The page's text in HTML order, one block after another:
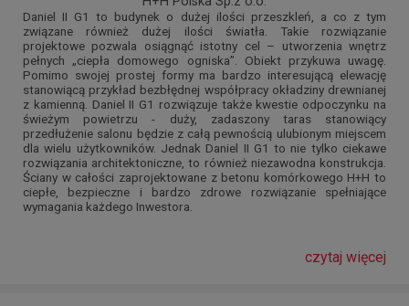
Daniel II G1 to budynek o dużej ilości przeszkleń, a co z tym
związane również dużej ilości światła. Takie rozwiązanie
projektowe pozwala osiągnąć istotny cel – utworzenia wnętrz
pełnych „ciepła domowego ogniska”. Obiekt przykuwa uwagę.
Pomimo swojej prostej formy ma bardzo interesującą elewację
stanowiącą przykład bezbłędnej współpracy okładziny drewnianej
z kamienną. Daniel II G1 rozwiązuje także kwestie odpoczynku na
świeżym powietrzu - duży, zadaszony taras stanowiący
przedłużenie salonu będzie z całą pewnością ulubionym miejscem
dla wielu użytkowników. Jednak Daniel II G1 to nie tylko ciekawe
rozwiązania architektoniczne, to również niezawodna konstrukcja.
Ściany w całości zaprojektowane z betonu komórkowego H+H to
ciepłe, bezpieczne i bardzo zdrowe rozwiązanie spełniające
wymagania każdego Inwestora.
czytaj więcej